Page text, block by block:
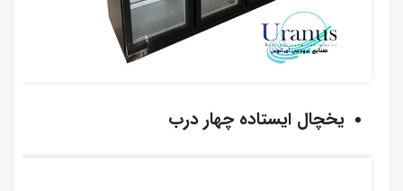
یخچال ایستاده چهار درب